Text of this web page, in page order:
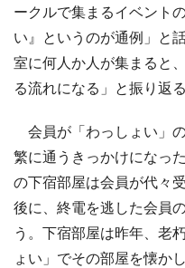
ークルで集まるイベント
い』というのが通例」と
室に何人か人が集まると
る流れになる」と振り返る
会員が「わっしょい」
繁に通うきっかけになっ
の下宿部屋は会員が代々
後に、終電を逃した会員
う。下宿部屋は昨年、老
ょい」でその部屋を懐か